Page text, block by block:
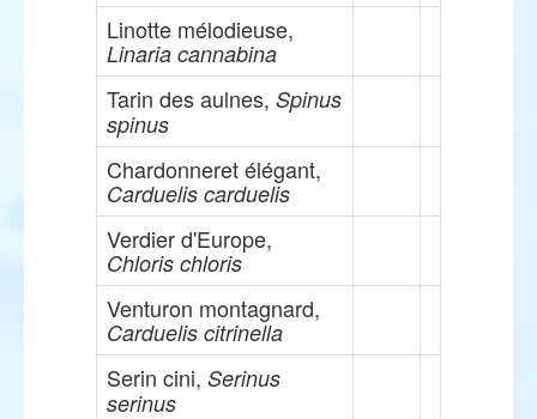
Linotte mélodieuse,
Linaria cannabina
Tarin des aulnes, Spinus
spinus
Chardonneret élégant,
Carduelis carduelis
Verdier d'Europe,
Chloris chloris
Venturon montagnard,
Carduelis citrinella
Serin cini, Serinus
serinus